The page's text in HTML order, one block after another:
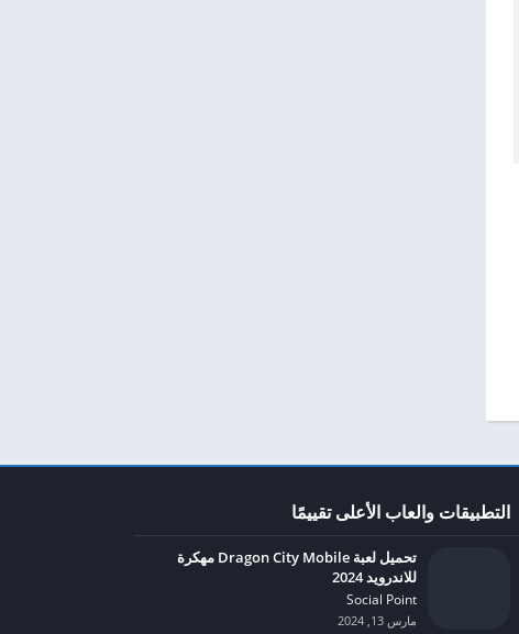
التطبيقات والعاب الأعلى تقييمًا
تحميل لعبة Dragon City Mobile مهكرة
للاندرويد 2024
Social Point‏
مارس 13, 2024